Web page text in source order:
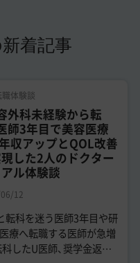
着記事
職体験談
外科未経験から転
師3年目で美容医療
収アップとQOL改善
した2人のドクター
ル体験談
12
転科を迷う医師3年目や研
療へ転職する医師が急増
したU医師、奨学金返済